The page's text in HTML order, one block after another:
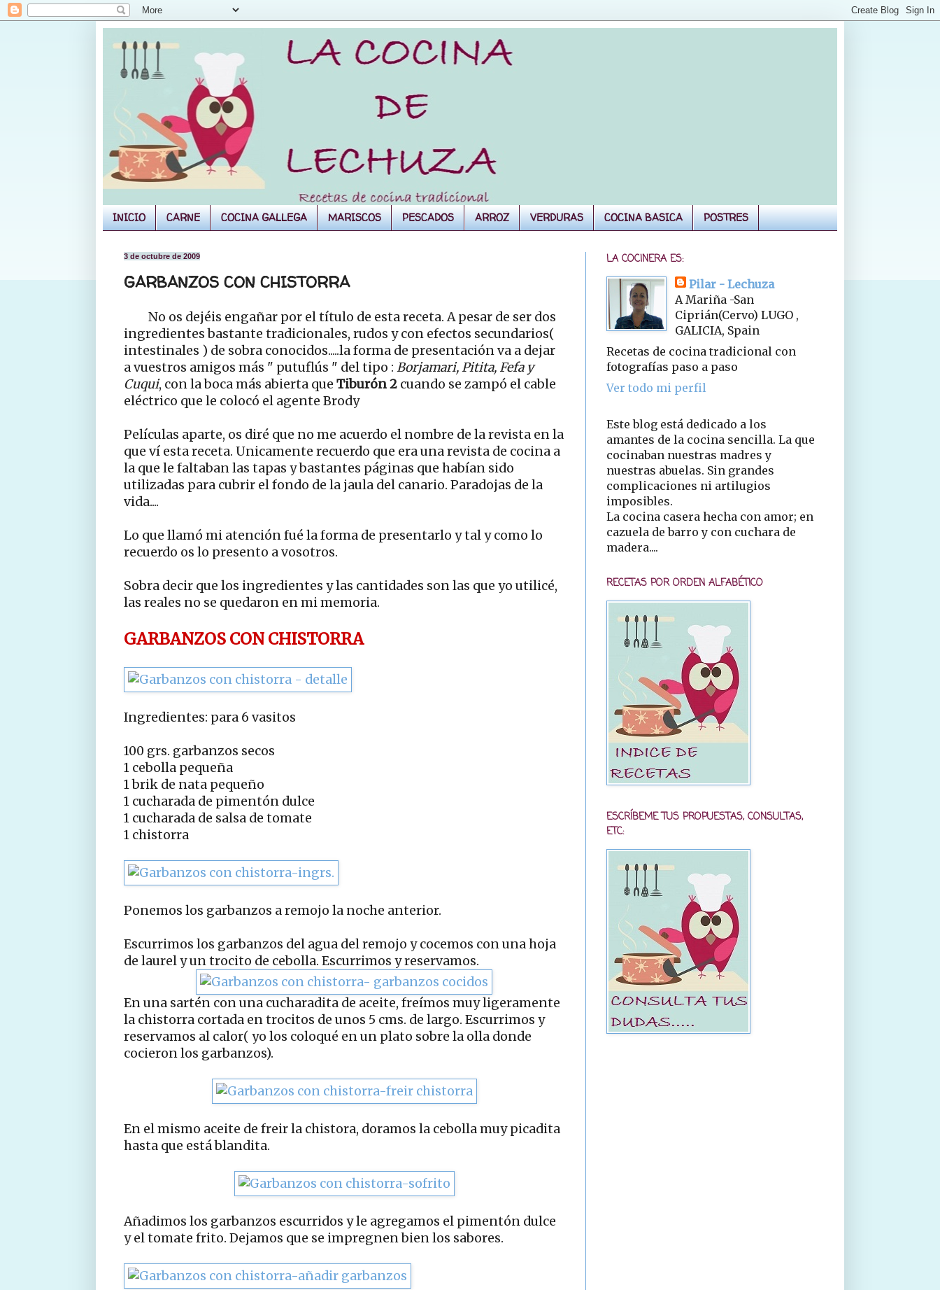
INICIO CARNE COCINA GALLEGA MARISCOS PESCADOS ARROZ VERDURAS COCINA BASICA POSTRES
3 de octubre de 2009
GARBANZOS CON CHISTORRA
No os dejéis engañar por el título de esta receta. A pesar de ser dos
ingredientes bastante tradicionales, rudos y con efectos secundarios(
intestinales ) de sobra conocidos.....la forma de presentación va a dejar
a vuestros amigos más " putuflús " del tipo : Borjamari, Pitita, Fefa y
Cuqui, con la boca más abierta que Tiburón 2 cuando se zampó el cable
eléctrico que le colocó el agente Brody
Películas aparte, os diré que no me acuerdo el nombre de la revista en la
que ví esta receta. Unicamente recuerdo que era una revista de cocina a
la que le faltaban las tapas y bastantes páginas que habían sido
utilizadas para cubrir el fondo de la jaula del canario. Paradojas de la
vida....
Lo que llamó mi atención fué la forma de presentarlo y tal y como lo
recuerdo os lo presento a vosotros.
Sobra decir que los ingredientes y las cantidades son las que yo utilicé,
las reales no se quedaron en mi memoria.
GARBANZOS CON CHISTORRA
Ingredientes: para 6 vasitos
100 grs. garbanzos secos
1 cebolla pequeña
1 brik de nata pequeño
1 cucharada de pimentón dulce
1 cucharada de salsa de tomate
1 chistorra
Ponemos los garbanzos a remojo la noche anterior.
Escurrimos los garbanzos del agua del remojo y cocemos con una hoja
de laurel y un trocito de cebolla. Escurrimos y reservamos.
En una sartén con una cucharadita de aceite, freímos muy ligeramente
la chistorra cortada en trocitos de unos 5 cms. de largo. Escurrimos y
reservamos al calor( yo los coloqué en un plato sobre la olla donde
cocieron los garbanzos).
En el mismo aceite de freir la chistora, doramos la cebolla muy picadita
hasta que está blandita.
Añadimos los garbanzos escurridos y le agregamos el pimentón dulce
y el tomate frito. Dejamos que se impregnen bien los sabores.
LA COCINERA ES:
Pilar - Lechuza
A Mariña -San
Ciprián(Cervo) LUGO ,
GALICIA, Spain
Recetas de cocina tradicional con
fotografías paso a paso
Ver todo mi perfil
Este blog está dedicado a los
amantes de la cocina sencilla. La que
cocinaban nuestras madres y
nuestras abuelas. Sin grandes
complicaciones ni artilugios
imposibles.
La cocina casera hecha con amor; en
cazuela de barro y con cuchara de
madera....
RECETAS POR ORDEN ALFABÉTICO
ESCRÍBEME TUS PROPUESTAS, CONSULTAS,
ETC: